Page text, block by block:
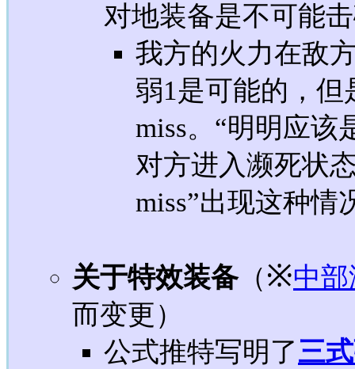
对地装备是不可能
我方的火力在敌
弱1是可能的，
miss。“明明应该
对方进入濒死状
miss”出现这种情
关于特效装备（※中
而变更）
公式推特写明了三